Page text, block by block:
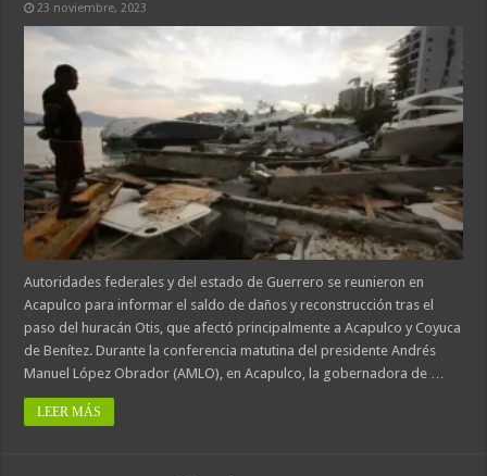
23 noviembre, 2023
Autoridades federales y del estado de Guerrero se reunieron en
Acapulco para informar el saldo de daños y reconstrucción tras el
paso del huracán Otis, que afectó principalmente a Acapulco y Coyuca
de Benítez. Durante la conferencia matutina del presidente Andrés
Manuel López Obrador (AMLO), en Acapulco, la gobernadora de …
LEER MÁS